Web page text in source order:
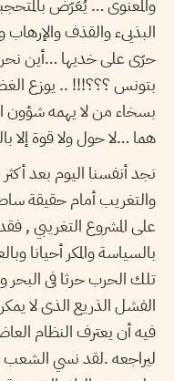
والمعنوى … يُعَرّض
البذيىء والقذف
حرّى على خديها …أين نحن
بتونس ؟؟؟!!! .. يوزع
بسخاء من لا يهمه شؤون
هما …لا حول ولا قوة إلا
نجد أنفسنا اليوم بعد
والتغريب أمام حقيقة
على المشروع التغريبي ,
بالسياسة والمكر أحيانا
تلك الحرب حرثا فى
الفشل الذريع الذى لا
فيه أن يعترف النظام
ليراجعه .لقد نسي